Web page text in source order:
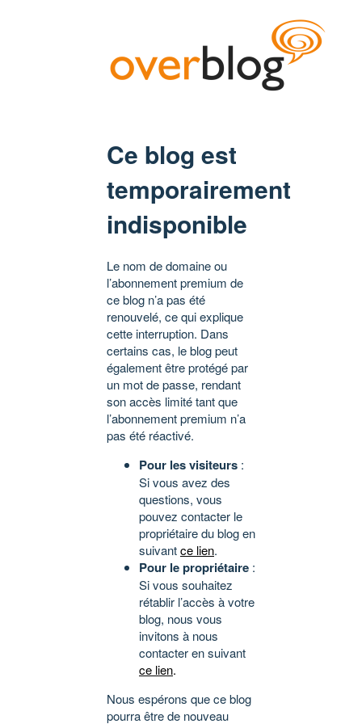
Ce blog est
temporairement
indisponible
Le nom de domaine ou
l’abonnement premium de
ce blog n’a pas été
renouvelé, ce qui explique
cette interruption. Dans
certains cas, le blog peut
également être protégé par
un mot de passe, rendant
son accès limité tant que
l’abonnement premium n’a
pas été réactivé.
Pour les visiteurs :
Si vous avez des
questions, vous
pouvez contacter le
propriétaire du blog en
suivantce lien.
Pour le propriétaire :
Si vous souhaitez
rétablir l’accès à votre
blog, nous vous
invitons à nous
contacter en suivant
ce lien.
Nous espérons que ce blog
pourra être de nouveau